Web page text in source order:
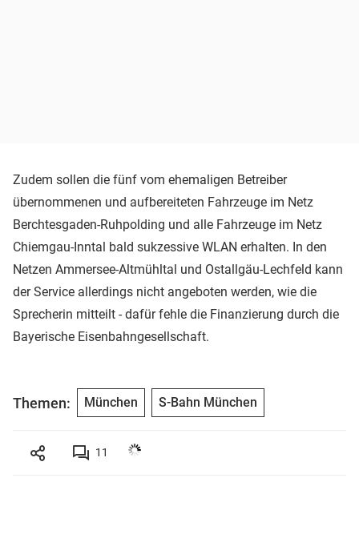
Zudem sollen die fünf vom ehemaligen Betreiber
übernommenen und aufbereiteten Fahrzeuge im Netz
Berchtesgaden-Ruhpolding und alle Fahrzeuge im Netz
Chiemgau-Inntal bald sukzessive WLAN erhalten. In den
Netzen Ammersee-Altmühltal und Ostallgäu-Lechfeld kann
der Service allerdings nicht angeboten werden, wie die
Sprecherin mitteilt - dafür fehle die Finanzierung durch die
Bayerische Eisenbahngesellschaft.
Themen: München S-Bahn München
11